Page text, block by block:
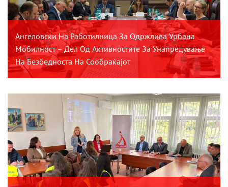
Ангеловски На Работилница За Одржлива Урбана
Мобилност – Дел Од Активностите За Унапредување
На Безбедноста На Сообраќајот